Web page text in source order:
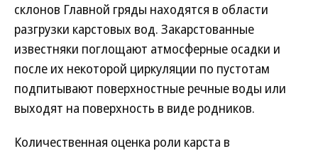
склонов Главной гряды находятся в области
разгрузки карстовых вод. Закарстованные
известняки поглощают атмосферные осадки и
после их некоторой циркуляции по пустотам
подпитывают поверхностные речные воды или
выходят на поверхность в виде родников.
Количественная оценка роли карста в